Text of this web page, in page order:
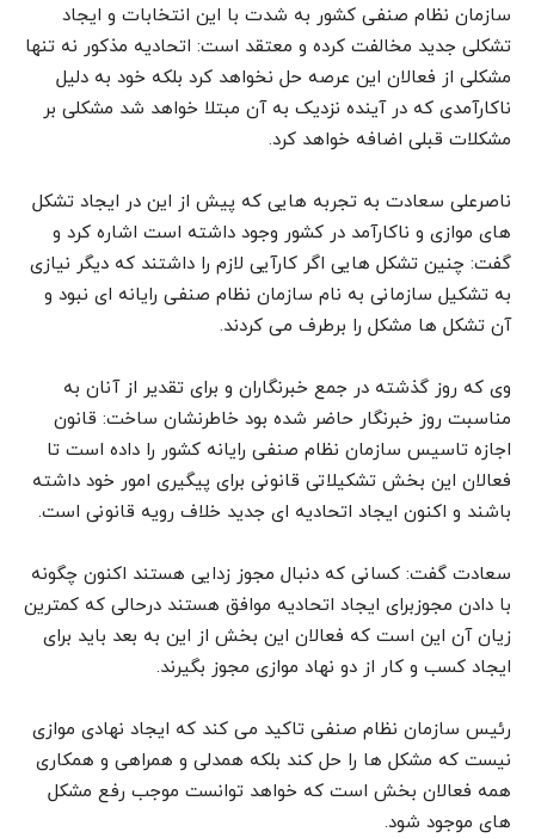
سازمان نظام صنفی کشور به شدت با این انتخابات و ایجاد
تشکلی جدید مخالفت کرده و معتقد است: اتحادیه مذکور نه تنها
مشکلی از فعالان این عرصه حل نخواهد کرد بلکه خود به دلیل
ناکارآمدی که در آینده نزدیک به آن مبتلا خواهد شد مشکلی بر
مشکلات قبلی اضافه خواهد کرد.
ناصرعلی سعادت به تجربه هایی که پیش از این در ایجاد تشکل
های موازی و ناکارآمد در کشور وجود داشته است اشاره کرد و
گفت: چنین تشکل هایی اگر کارآیی لازم را داشتند که دیگر نیازی
به تشکیل سازمانی به نام سازمان نظام صنفی رایانه ای نبود و
آن تشکل ها مشکل را برطرف می کردند.
وی که روز گذشته در جمع خبرنگاران و برای تقدیر از آنان به
مناسبت روز خبرنگار حاضر شده بود خاطرنشان ساخت: قانون
اجازه تاسیس سازمان نظام صنفی رایانه کشور را داده است تا
فعالان این بخش تشکیلاتی قانونی برای پیگیری امور خود داشته
باشند و اکنون ایجاد اتحادیه ای جدید خلاف رویه قانونی است.
سعادت گفت: کسانی که دنبال مجوز زدایی هستند اکنون چگونه
با دادن مجوزبرای ایجاد اتحادیه موافق هستند درحالی که کمترین
زیان آن این است که فعالان این بخش از این به بعد باید برای
ایجاد کسب و کار از دو نهاد موازی مجوز بگیرند.
رئیس سازمان نظام صنفی تاکید می کند که ایجاد نهادی موازی
نیست که مشکل ها را حل کند بلکه همدلی و همراهی و همکاری
همه فعالان بخش است که خواهد توانست موجب رفع مشکل
های موجود شود.